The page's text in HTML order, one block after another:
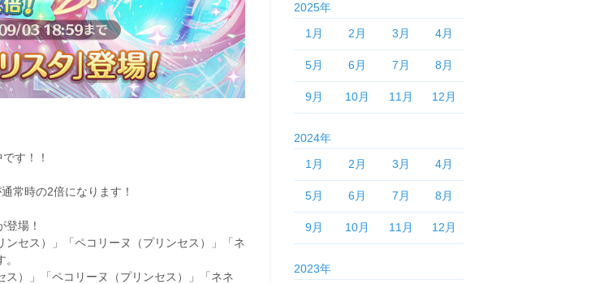
す！！
常時の2倍になります！
場！
セス）」「ペコリーヌ（プリンセス）」「ネ
）」「ペコリーヌ（プリンセス）」「ネネ
2025年
1月
2月 3月 4月
5月 6月 7月 8月
9月 10月 11月 12月
2024年
1月
2月 3月 4月
5月 6月 7月 8月
9月 10月 11月 12月
2023年